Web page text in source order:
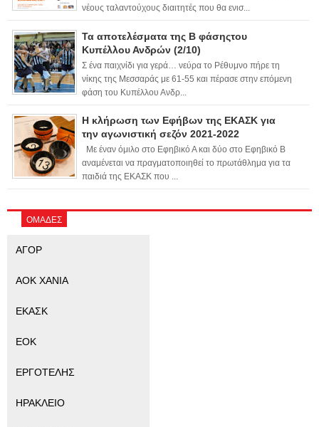
νέους ταλαντούχους διαιτητές που θα ενισ...
Τα αποτελέσματα της Β φάσηςτου
Κυπέλλου Ανδρών (2/10)
Σ ένα παιχνίδι για γερά… νεύρα το Ρέθυμνο πήρε τη
νίκης της Μεσσαράς με 61-55 και πέρασε στην επόμενη
φάση του Κυπέλλου Ανδρ...
Η κλήρωση των Εφήβων της ΕΚΑΣΚ για
την αγωνιστική σεζόν 2021-2022
Με έναν όμιλο στο Εφηβικό Α και δύο στο Εφηβικό Β
αναμένεται να πραγματοποιηθεί το πρωτάθλημα για τα
παιδιά της ΕΚΑΣΚ που ...
ΟΜΑΔΕΣ
ΑΓΟΡ
ΑΟΚ ΧΑΝΙΑ
ΕΚΑΣΚ
ΕΟΚ
ΕΡΓΟΤΕΛΗΣ
ΗΡΑΚΛΕΙΟ